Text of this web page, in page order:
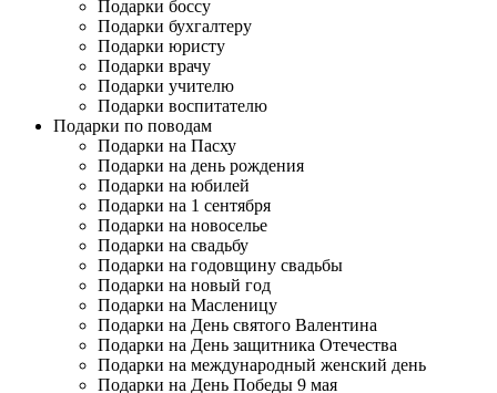
Подарки боссу
Подарки бухгалтеру
Подарки юристу
Подарки врачу
Подарки учителю
Подарки воспитателю
Подарки по поводам
Подарки на Пасху
Подарки на день рождения
Подарки на юбилей
Подарки на 1 сентября
Подарки на новоселье
Подарки на свадьбу
Подарки на годовщину свадьбы
Подарки на новый год
Подарки на Масленицу
Подарки на День святого Валентина
Подарки на День защитника Отечества
Подарки на международный женский день
Подарки на День Победы 9 мая